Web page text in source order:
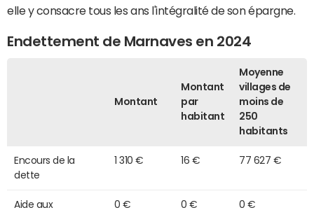
elle y consacre tous les ans l'intégralité de son épargne.
Endettement de Marnaves en 2024
Montant
Montant
par
habitant
Moyenne
villages de
moins de
250
habitants
Encours de la
dette
1 310 € 16 € 77 627 €
Aide aux
0 € 0 € 0 €